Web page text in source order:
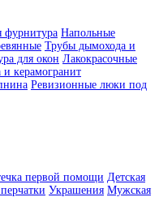
фурнитура Напольные
Трубы дымохода и
для окон Лакокрасочные
и керамогранит
Ревизионные люки под
первой помощи Детская
Украшения Мужская